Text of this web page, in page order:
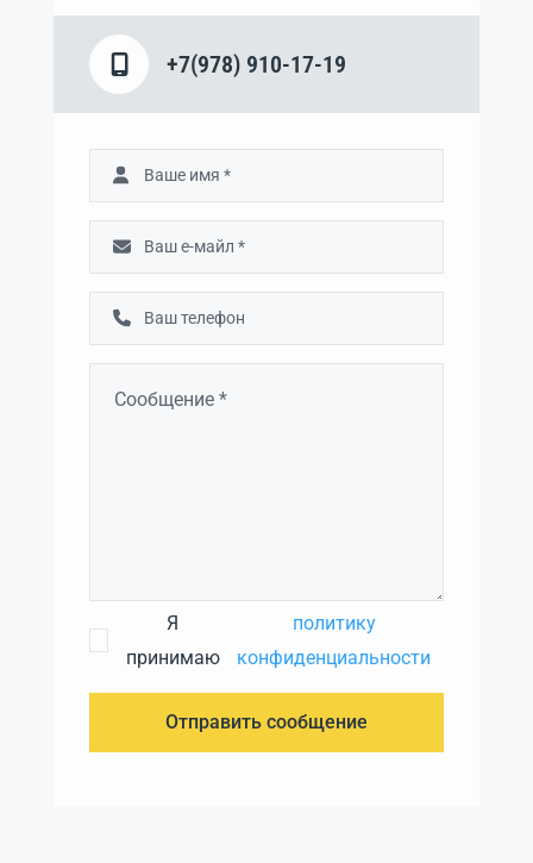
+7(978) 910-17-19
Я
принимаю
политику
конфиденциальности
Отправить сообщение